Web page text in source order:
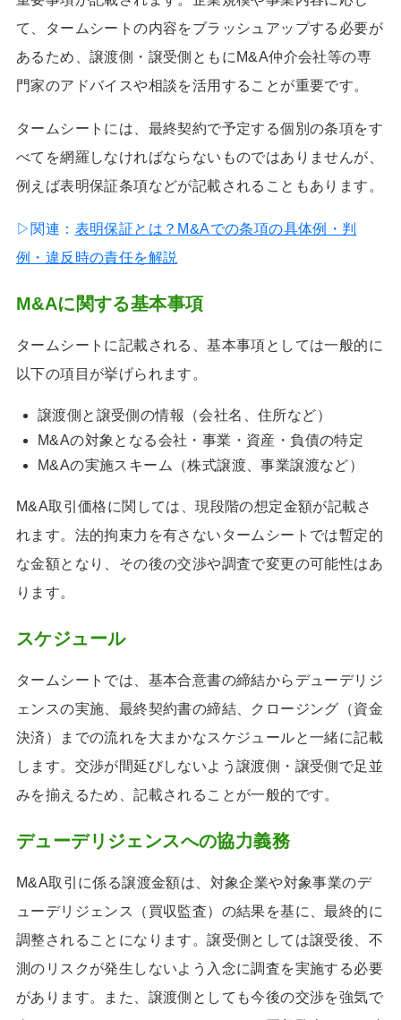
て、タームシートの内容をブラッシュアップする必要が
あるため、譲渡側・譲受側ともにM&A仲介会社等の専
門家のアドバイスや相談を活用することが重要です。
タームシートには、最終契約で予定する個別の条項をす
べてを網羅しなければならないものではありませんが、
例えば表明保証条項などが記載されることもあります。
▷関連： 表明保証とは？M&Aでの条項の具体例・判
例・違反時の責任を解説
M&Aに関する基本事項
タームシートに記載される、基本事項としては一般的に
以下の項目が挙げられます。
譲渡側と譲受側の情報（会社名、住所など）
M&Aの対象となる会社・事業・資産・負債の特定
M&Aの実施スキーム（株式譲渡、事業譲渡など）
M&A取引価格に関しては、現段階の想定金額が記載さ
れます。法的拘束力を有さないタームシートでは暫定的
な金額となり、その後の交渉や調査で変更の可能性はあ
ります。
スケジュール
タームシートでは、基本合意書の締結からデューデリジ
ェンスの実施、最終契約書の締結、クロージング（資金
決済）までの流れを大まかなスケジュールと一緒に記載
します。交渉が間延びしないよう譲渡側・譲受側で足並
みを揃えるため、記載されることが一般的です。
デューデリジェンスへの協力義務
M&A取引に係る譲渡金額は、対象企業や対象事業のデ
ューデリジェンス（買収監査）の結果を基に、最終的に
調整されることになります。譲受側としては譲受後、不
測のリスクが発生しないよう入念に調査を実施する必要
があります。また、譲渡側としても今後の交渉を強気で